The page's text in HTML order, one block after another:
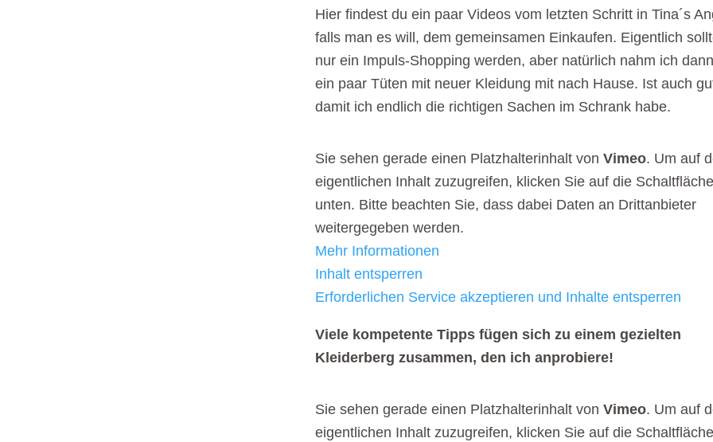
Hier findest du ein paar Videos vom letzten Schritt in Tina´s
falls man es will, dem gemeinsamen Einkaufen. Eigentlich
nur ein Impuls-Shopping werden, aber natürlich nahm ich
ein paar Tüten mit neuer Kleidung mit nach Hause. Ist auch
damit ich endlich die richtigen Sachen im Schrank habe.
Sie sehen gerade einen Platzhalterinhalt von Vimeo. Um auf
eigentlichen Inhalt zuzugreifen, klicken Sie auf die Schaltfläche
unten. Bitte beachten Sie, dass dabei Daten an Drittanbieter
weitergegeben werden.
Mehr Informationen
Inhalt entsperren
Erforderlichen Service akzeptieren und Inhalte entsperren
Viele kompetente Tipps fügen sich zu einem gezielten
Kleiderberg zusammen, den ich anprobiere!
Sie sehen gerade einen Platzhalterinhalt von Vimeo. Um auf
eigentlichen Inhalt zuzugreifen, klicken Sie auf die Schaltfläche